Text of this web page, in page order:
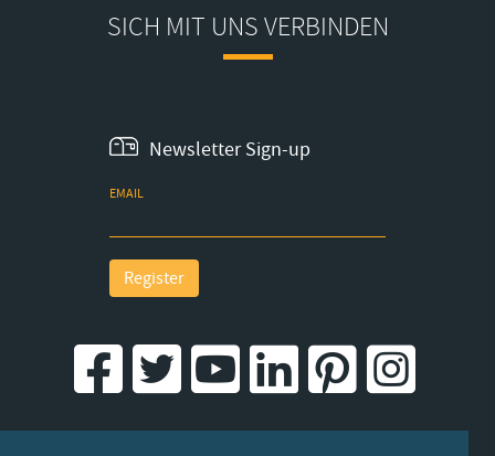
SICH MIT UNS VERBINDEN
Newsletter Sign-up
EMAIL
Register